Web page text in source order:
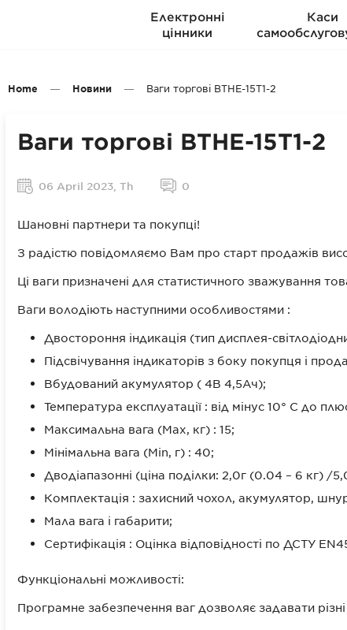
Електронні
цінники
Каси
Home Новини Ваги торгові ВТНЕ-15Т1-2
Ваги торгові ВТНЕ-15Т1-2
06 April 2023, Th 0
Шановні партнери та покупці!
З радістю повідомляємо Вам про старт продажів
Ці ваги призначені для статистичного зважування
Ваги володіють наступними особливостями :
Двостороння індикація (тип дисплея-
Підсвічування індикаторів з боку покупця і
Вбудований акумулятор ( 4В 4,5Ач);
Температура експлуатації : від мінус 10° С до
Максимальна вага (Max, кг) : 15;
Мінімальна вага (Min, г) : 40;
Дводіапазонні (ціна поділки: 2,0г (0.04 – 6 кг) /
Комплектація : захисний чохол, акумулятор,
Мала вага і габарити;
Сертифікація : Оцінка відповідності по ДСТУ
Функціональні можливості:
Програмне забезпечення ваг дозволяє задавати